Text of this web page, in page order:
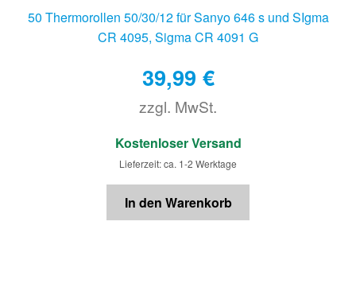
50 Thermorollen 50/30/12 für Sanyo 646 s und SIgma
CR 4095, Sigma CR 4091 G
39,99 €
zzgl. MwSt.
€
Kostenloser Versand
Lieferzeit: ca. 1-2 Werktage
In den Warenkorb